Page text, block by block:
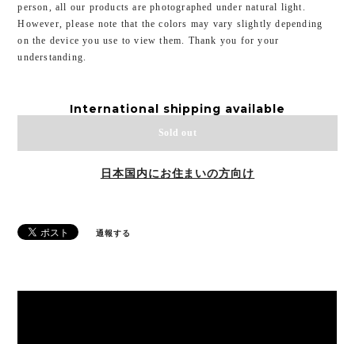
person, all our products are photographed under natural light.
However, please note that the colors may vary slightly depending
on the device you use to view them. Thank you for your
understanding.
International shipping available
Sold out
日本国内にお住まいの方向け
通報する